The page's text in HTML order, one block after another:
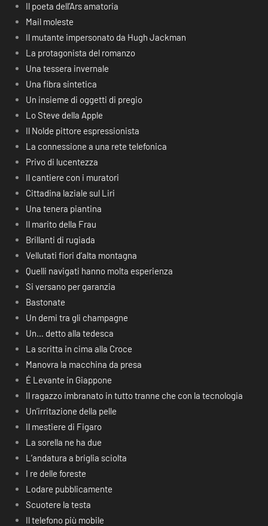
Il poeta dell’Ars amatoria
Mail moleste
Il mutante impersonato da Hugh Jackman
La protagonista del romanzo
Una tessera invernale
Una fibra sintetica
Un insieme di oggetti di pregio
Lo Steve della Apple
Il Nolde pittore espressionista
La connessione a una rete telefonica
Privo di lucentezza
Il cantiere con i muratori
Cittadina laziale sul Liri
Una tenera piantina
Il marito della Frau
Brillanti di rugiada
Vellutati fiori d’alta montagna
Quelli navigati hanno molta esperienza
Si versano per garanzia
Bastonate
Un demi tra gli champagne
Un… detto alla tedesca
La scritta in cima alla Croce
Manovra la macchina da presa
É Levante in Giappone
Il ragazzo imbranato in tutto tranne che con la tecnologia
Un’irritazione della pelle
Il mestiere di Figaro
La sorella ne ha due
L’andatura a briglia sciolta
I re delle foreste
Lodare pubblicamente
Scuotere la testa
Il telefono più mobile